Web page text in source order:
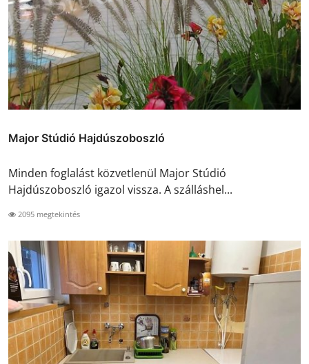
Major Stúdió Hajdúszoboszló
Minden foglalást közvetlenül Major Stúdió
Hajdúszoboszló igazol vissza. A szálláshel...
2095 megtekintés